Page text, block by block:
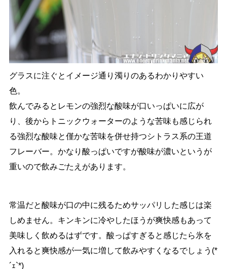
グラスに注ぐとイメージ通り濁りのあるわかりやすい
色。
飲んでみるとレモンの強烈な酸味が口いっぱいに広が
り、後からトニックウォーターのような苦味も感じられ
る強烈な酸味と僅かな苦味を併せ持つシトラス系の王道
フレーバー。かなり酸っぱいですが酸味が濃いというが
重いので飲みごたえがあります。
常温だと酸味が口の中に残るためサッパリした感じは楽
しめません。キンキンに冷やしたほうが爽快感もあって
美味しく飲めるはずです。酸っぱすぎると感じたら氷を
入れると爽快感が一気に増して飲みやすくなるでしょう(*
´ｪ`*)